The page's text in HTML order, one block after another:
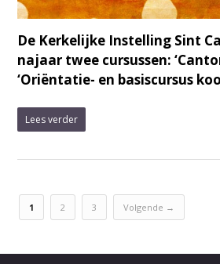
De Kerkelijke Instelling Sint
najaar twee cursussen:
‘Oriëntatie- en basiscursus
Lees verder
1 2 3 Volgende →